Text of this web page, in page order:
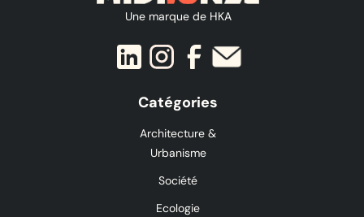
Une marque de HKA
Catégories
Architecture &
Urbanisme
Société
Ecologie